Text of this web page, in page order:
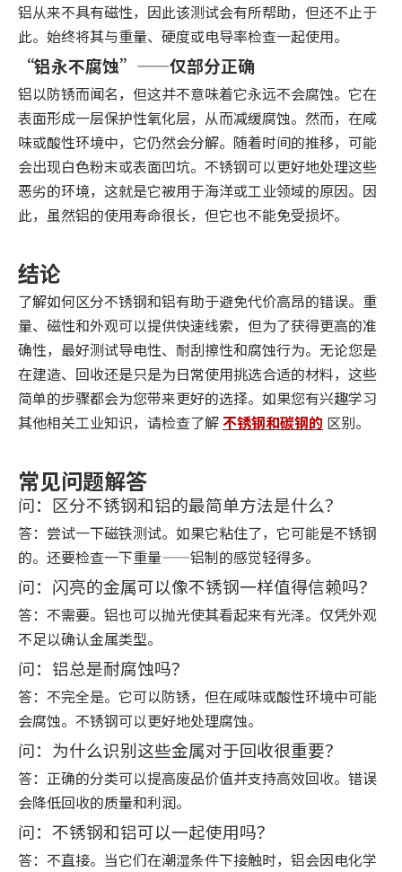
铝从来不具有磁性，因此该测试会有所帮助，但还不止于
此。始终将其与重量、硬度或电导率检查一起使用。
“铝永不腐蚀”——仅部分正确
铝以防锈而闻名，但这并不意味着它永远不会腐蚀。它在
表面形成一层保护性氧化层，从而减缓腐蚀。然而，在咸
味或酸性环境中，它仍然会分解。随着时间的推移，可能
会出现白色粉末或表面凹坑。不锈钢可以更好地处理这些
恶劣的环境，这就是它被用于海洋或工业领域的原因。因
此，虽然铝的使用寿命很长，但它也不能免受损坏。
结论
了解如何区分不锈钢和铝有助于避免代价高昂的错误。重
量、磁性和外观可以提供快速线索，但为了获得更高的准
确性，最好测试导电性、耐刮擦性和腐蚀行为。无论您是
在建造、回收还是只是为日常使用挑选合适的材料，这些
简单的步骤都会为您带来更好的选择。如果您有兴趣学习
其他相关工业知识，请检查了解不锈钢和碳钢的 区别。
常见问题解答
问：区分不锈钢和铝的最简单方法是什么？
答：尝试一下磁铁测试。如果它粘住了，它可能是不锈钢
的。还要检查一下重量——铝制的感觉轻得多。
问：闪亮的金属可以像不锈钢一样值得信赖吗？
答：不需要。铝也可以抛光使其看起来有光泽。仅凭外观
不足以确认金属类型。
问：铝总是耐腐蚀吗？
答：不完全是。它可以防锈，但在咸味或酸性环境中可能
会腐蚀。不锈钢可以更好地处理腐蚀。
问：为什么识别这些金属对于回收很重要？
答：正确的分类可以提高废品价值并支持高效回收。错误
会降低回收的质量和利润。
问：不锈钢和铝可以一起使用吗？
答：不直接。当它们在潮湿条件下接触时，铝会因电化学